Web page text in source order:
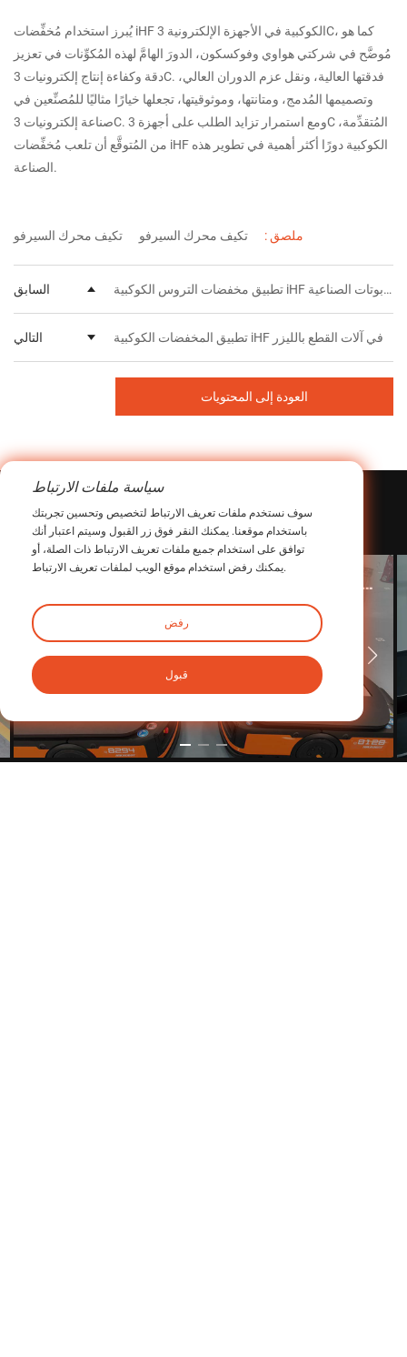
يُبرز استخدام مُخفِّضات iHF الكوكبية في الأجهزة الإلكترونية 3C، كما هو
مُوضَّح في شركتي هواوي وفوكسكون، الدورَ الهامَّ لهذه المُكوِّنات في تعزيز
دقة وكفاءة إنتاج إلكترونيات 3C. فدقتها العالية، ونقل عزم الدوران العالي،
وتصميمها المُدمج، ومتانتها، وموثوقيتها، تجعلها خيارًا مثاليًا للمُصنِّعين في
صناعة إلكترونيات 3C. ومع استمرار تزايد الطلب على أجهزة 3C المُتقدِّمة،
من المُتوقَّع أن تلعب مُخفِّضات iHF الكوكبية دورًا أكثر أهمية في تطوير هذه
الصناعة.
ملصق : تكيف محرك السيرفو تكيف محرك السيرفو
السابق تطبيق مخفضات التروس الكوكبية iHF في الروبوتات الصناعية
التالي تطبيق المخفضات الكوكبية iHF في آلات القطع بالليزر
العودة إلى المحتويات
متعلق بقضية
سياسة ملفات الارتباط
سوف نستخدم ملفات تعريف الارتباط لتخصيص وتحسين تجربتك
باستخدام موقعنا. يمكنك النقر فوق زر القبول وسيتم اعتبار أنك
توافق على استخدام جميع ملفات تعريف الارتباط ذات الصلة، أو
يمكنك رفض استخدام موقع الويب لملفات تعريف الارتباط.
رفض
قبول